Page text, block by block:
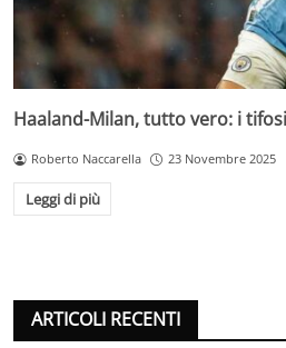
Haaland-Milan, tutto vero: i
Roberto Naccarella 23 Novembre 2025
Leggi di più
ARTICOLI RECENTI